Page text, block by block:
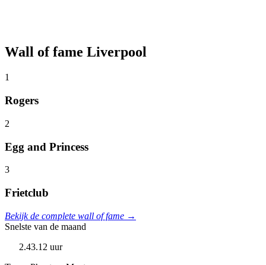
Wall of fame Liverpool
1
Rogers
2
Egg and Princess
3
Frietclub
Bekijk de complete wall of fame →
Snelste van de maand
2.43.12 uur